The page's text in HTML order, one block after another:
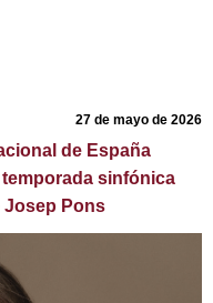
27 de mayo de 2026
de España
sinfónica
Josep Pons